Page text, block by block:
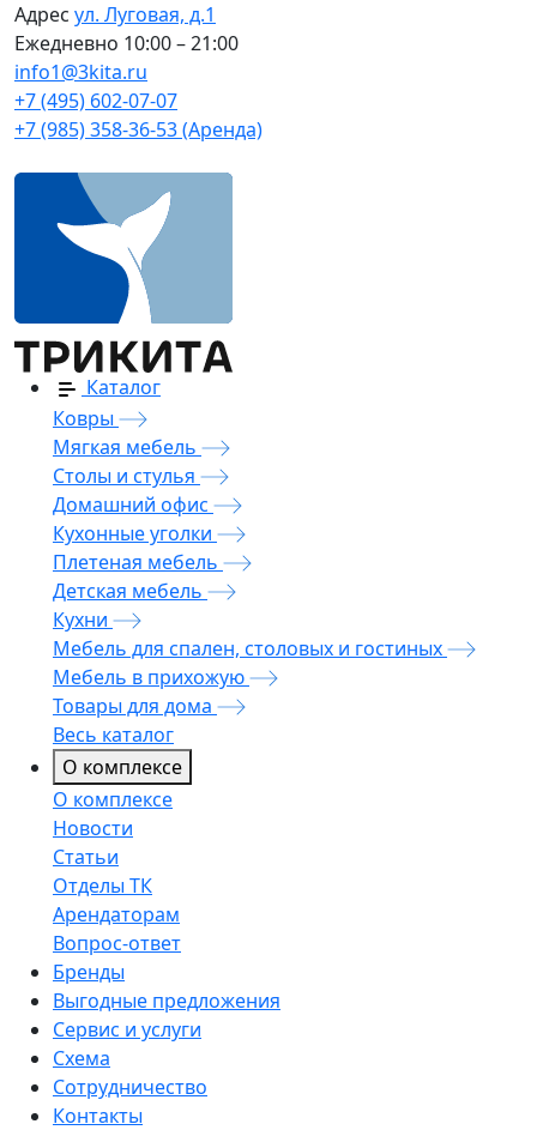
Адрес ул. Луговая, д.1
Ежедневно 10:00 – 21:00
info1@3kita.ru
+7 (495) 602-07-07
+7 (985) 358-36-53 (Аренда)
Каталог
Ковры
Мягкая мебель
Столы и стулья
Домашний офис
Кухонные уголки
Плетеная мебель
Детская мебель
Кухни
Мебель для спален, столовых и гостиных
Мебель в прихожую
Товары для дома
Весь каталог
О комплексе
О комплексе
Новости
Статьи
Отделы ТК
Арендаторам
Вопрос-ответ
Бренды
Выгодные предложения
Сервис и услуги
Схема
Сотрудничество
Контакты